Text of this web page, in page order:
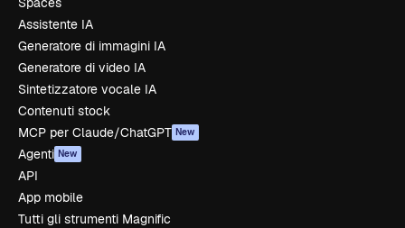
Assistente IA
Generatore di immagini IA
Generatore di video IA
Sintetizzatore vocale IA
Contenuti stock
MCP per Claude/ChatGPT New
Agenti New
API
App mobile
Tutti gli strumenti Magnific